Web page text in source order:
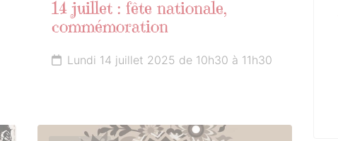
14 juillet : fête nationale,
commémoration
Lundi 14 juillet 2025 de 10h30 à 11h30